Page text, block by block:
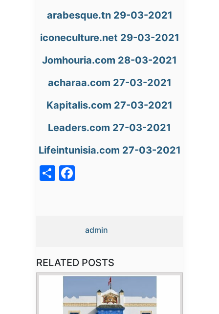
arabesque.tn 29-03-2021
iconeculture.net 29-03-2021
Jomhouria.com 28-03-2021
acharaa.com 27-03-2021
Kapitalis.com 27-03-2021
Leaders.com 27-03-2021
Lifeintunisia.com 27-03-2021
admin
RELATED POSTS